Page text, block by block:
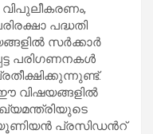
പദ്ധതി
സർക്കാർ
പരിഗണനകൾ
ഈ വിഷയങ്ങളിൽ
യൂണിയൻ പ്രസിഡന്‍റ്​